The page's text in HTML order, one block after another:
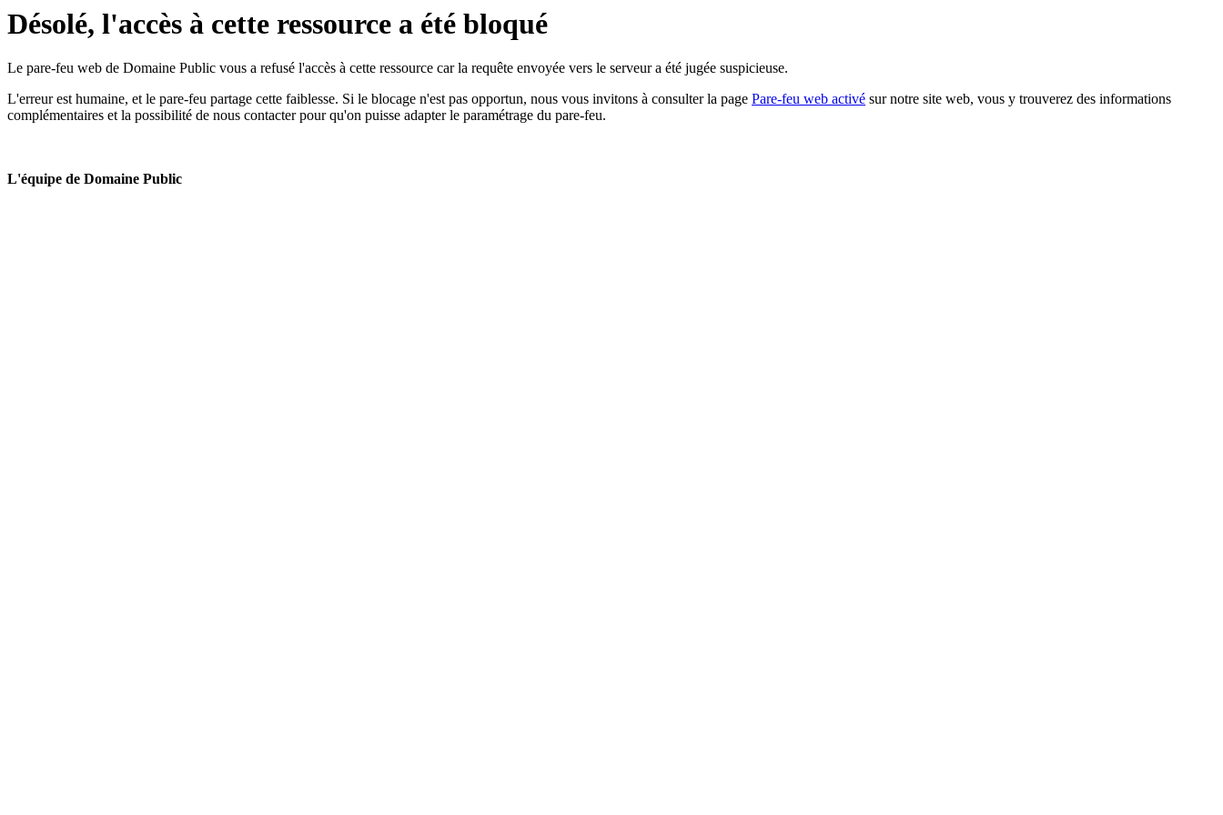
Désolé, l'accès à cette ressource a été bloqué
Le pare-feu web de Domaine Public vous a refusé l'accès à cette ressource car la requête envoyée vers le serveur a été jugée suspicieuse.
L'erreur est humaine, et le pare-feu partage cette faiblesse. Si le blocage n'est pas opportun, nous vous invitons à consulter la page Pare-feu web activé sur notre site web, vous y trouverez des informations
complémentaires et la possibilité de nous contacter pour qu'on puisse adapter le paramétrage du pare-feu.
L'équipe de Domaine Public